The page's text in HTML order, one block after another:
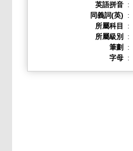
英語拼音 :
同義詞(英)
:
所屬科目
:
所屬級別
:
筆劃
:
字母 :